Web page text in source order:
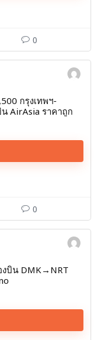
0
กรุงเทพฯ-
AirAsia ราคาถูก
0
งบิน DMK→NRT